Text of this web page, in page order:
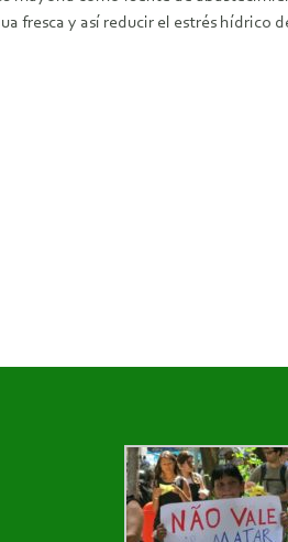
fresca y así reducir el estrés hídrico